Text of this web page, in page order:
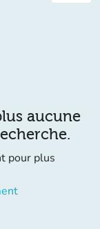
aucune
pour plus